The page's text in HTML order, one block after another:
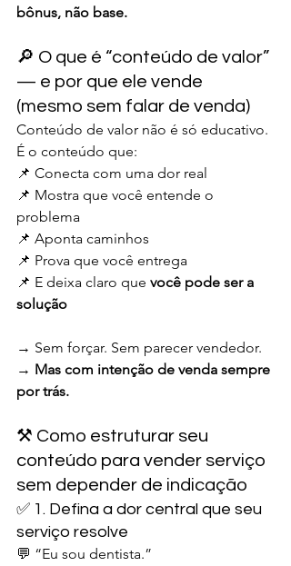
bônus, não base.
🔎 O que é “conteúdo de valor”
— e por que ele vende
(mesmo sem falar de venda)
Conteúdo de valor não é só educativo.
É o conteúdo que:
📌 Conecta com uma dor real
📌 Mostra que você entende o
problema
📌 Aponta caminhos
📌 Prova que você entrega
📌 E deixa claro que você pode ser a
solução
→ Sem forçar. Sem parecer vendedor.
→ Mas com intenção de venda sempre
por trás.
⚒️ Como estruturar seu
conteúdo para vender serviço
sem depender de indicação
✅ 1. Defina a dor central que seu
serviço resolve
💬 “Eu sou dentista.”